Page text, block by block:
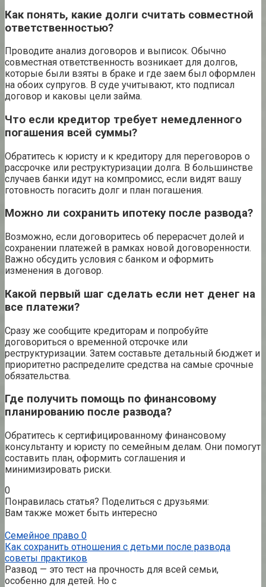
Как понять, какие долги считать совместной
ответственностью?
Проводите анализ договоров и выписок. Обычно
совместная ответственность возникает для долгов,
которые были взяты в браке и где заем был оформлен
на обоих супругов. В суде учитывают, кто подписал
договор и каковы цели займа.
Что если кредитор требует немедленного
погашения всей суммы?
Обратитесь к юристу и к кредитору для переговоров о
рассрочке или реструктуризации долга. В большинстве
случаев банки идут на компромисс, если видят вашу
готовность погасить долг и план погашения.
Можно ли сохранить ипотеку после развода?
Возможно, если договоритесь об перерасчет долей и
сохранении платежей в рамках новой договоренности.
Важно обсудить условия с банком и оформить
изменения в договор.
Какой первый шаг сделать если нет денег на
все платежи?
Сразу же сообщите кредиторам и попробуйте
договориться о временной отсрочке или
реструктуризации. Затем составьте детальный бюджет и
приоритетно распределите средства на самые срочные
обязательства.
Где получить помощь по финансовому
планированию после развода?
Обратитесь к сертифицированному финансовому
консультанту и юристу по семейным делам. Они помогут
составить план, оформить соглашения и
минимизировать риски.
0
Понравилась статья? Поделиться с друзьями:
Вам также может быть интересно
Семейное право 0
Как сохранить отношения с детьми после развода
советы практиков
Развод — это тест на прочность для всей семьи,
особенно для детей. Но с